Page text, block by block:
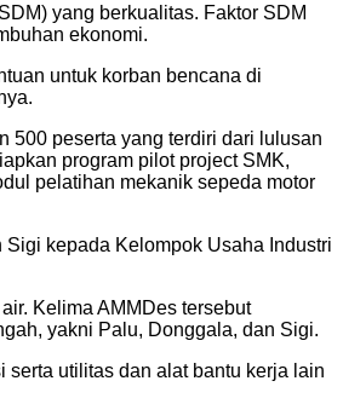
yang berkualitas. Faktor SDM
ekonomi.
untuk korban bencana di
500 peserta yang terdiri dari lulusan
program pilot project SMK,
pelatihan mekanik sepeda motor
kepada Kelompok Usaha Industri
Kelima AMMDes tersebut
yakni Palu, Donggala, dan Sigi.
serta utilitas dan alat bantu kerja lain